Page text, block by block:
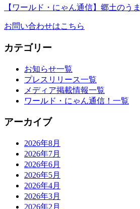
【ワールド・にゃん通信】郷土のう
お問い合わせはこちら
カテゴリー
お知らせ一覧
プレスリリース一覧
メディア掲載情報一覧
ワールド・にゃん通信！一覧
アーカイブ
2026年8月
2026年7月
2026年6月
2026年5月
2026年4月
2026年3月
2026年2月